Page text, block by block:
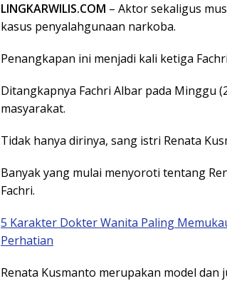
LINGKARWILIS.COM – Aktor sekaligus
kasus penyalahgunaan narkoba.
Penangkapan ini menjadi kali ketiga
Ditangkapnya Fachri Albar pada Minggu
masyarakat.
Tidak hanya dirinya, sang istri Renata
Banyak yang mulai menyoroti tentang
Fachri.
5 Karakter Dokter Wanita Paling
Perhatian
Renata Kusmanto merupakan model